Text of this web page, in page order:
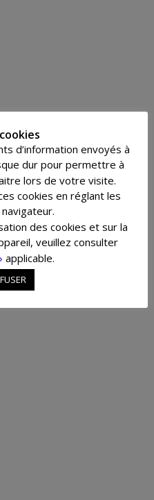
d’information envoyés à
dur pour permettre à
lors de votre visite.
cookies en réglant les
des cookies et sur la
veuillez consulter
applicable.